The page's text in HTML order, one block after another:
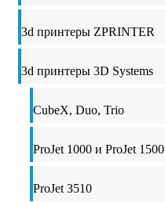
3d принтеры ZPRINTER
3d принтеры 3D Systems
CubeX, Duo, Trio
ProJet 1000 и ProJet 1500
ProJet 3510